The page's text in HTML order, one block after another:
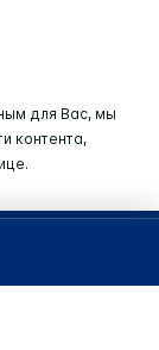
для Вас, мы
контента,
Защищены).